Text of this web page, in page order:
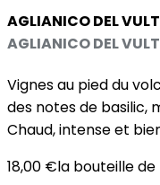
AGLIANICO DEL
AGLIANICO DEL
Vignes au pied du
des notes de basilic,
Chaud, intense et
18,00 €la bouteille de